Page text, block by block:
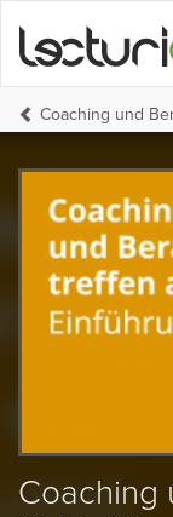
Coaching und
Coaching